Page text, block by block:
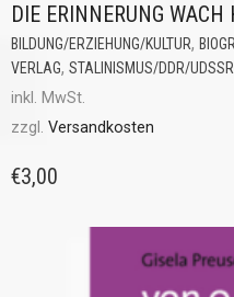
DIE ERINNERUNG WACH
BILDUNG/ERZIEHUNG/KULTUR,
VERLAG, STALINISMUS/DDR/UDSSR
inkl. MwSt.
zzgl. Versandkosten
€3,00